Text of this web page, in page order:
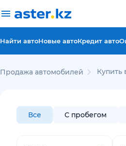
Найти автоНовые автоКредит авто
Продажа автомобилей Купить
Все С пробегом